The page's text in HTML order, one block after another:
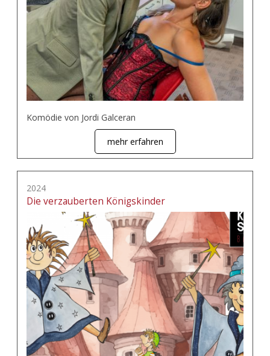
Komödie von Jordi Galceran
mehr erfahren
2024
Die verzauberten Königskinder